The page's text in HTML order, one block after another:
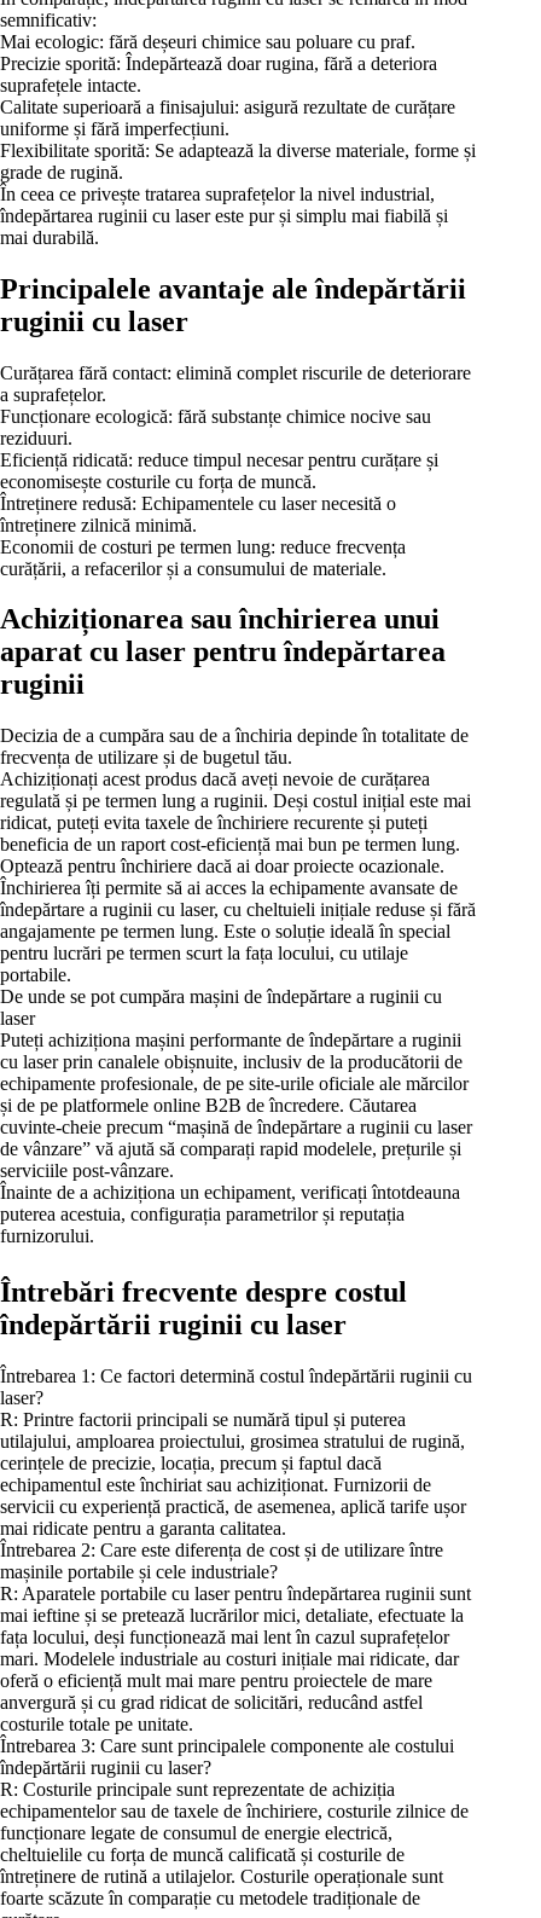
semnificativ:
Mai ecologic: fără deșeuri chimice sau poluare cu praf.
Precizie sporită: Îndepărtează doar rugina, fără a deteriora
suprafețele intacte.
Calitate superioară a finisajului: asigură rezultate de curățare
uniforme și fără imperfecțiuni.
Flexibilitate sporită: Se adaptează la diverse materiale, forme și
grade de rugină.
În ceea ce privește tratarea suprafețelor la nivel industrial,
îndepărtarea ruginii cu laser este pur și simplu mai fiabilă și
mai durabilă.
Principalele avantaje ale îndepărtării
ruginii cu laser
Curățarea fără contact: elimină complet riscurile de deteriorare
a suprafețelor.
Funcționare ecologică: fără substanțe chimice nocive sau
reziduuri.
Eficiență ridicată: reduce timpul necesar pentru curățare și
economisește costurile cu forța de muncă.
Întreținere redusă: Echipamentele cu laser necesită o
întreținere zilnică minimă.
Economii de costuri pe termen lung: reduce frecvența
curățării, a refacerilor și a consumului de materiale.
Achiziționarea sau închirierea unui
aparat cu laser pentru îndepărtarea
ruginii
Decizia de a cumpăra sau de a închiria depinde în totalitate de
frecvența de utilizare și de bugetul tău.
Achiziționați acest produs dacă aveți nevoie de curățarea
regulată și pe termen lung a ruginii. Deși costul inițial este mai
ridicat, puteți evita taxele de închiriere recurente și puteți
beneficia de un raport cost-eficiență mai bun pe termen lung.
Optează pentru închiriere dacă ai doar proiecte ocazionale.
Închirierea îți permite să ai acces la echipamente avansate de
îndepărtare a ruginii cu laser, cu cheltuieli inițiale reduse și fără
angajamente pe termen lung. Este o soluție ideală în special
pentru lucrări pe termen scurt la fața locului, cu utilaje
portabile.
De unde se pot cumpăra mașini de îndepărtare a ruginii cu
laser
Puteți achiziționa mașini performante de îndepărtare a ruginii
cu laser prin canalele obișnuite, inclusiv de la producătorii de
echipamente profesionale, de pe site-urile oficiale ale mărcilor
și de pe platformele online B2B de încredere. Căutarea
cuvinte-cheie precum “mașină de îndepărtare a ruginii cu laser
de vânzare” vă ajută să comparați rapid modelele, prețurile și
serviciile post-vânzare.
Înainte de a achiziționa un echipament, verificați întotdeauna
puterea acestuia, configurația parametrilor și reputația
furnizorului.
Întrebări frecvente despre costul
îndepărtării ruginii cu laser
Întrebarea 1: Ce factori determină costul îndepărtării ruginii cu
laser?
R: Printre factorii principali se numără tipul și puterea
utilajului, amploarea proiectului, grosimea stratului de rugină,
cerințele de precizie, locația, precum și faptul dacă
echipamentul este închiriat sau achiziționat. Furnizorii de
servicii cu experiență practică, de asemenea, aplică tarife ușor
mai ridicate pentru a garanta calitatea.
Întrebarea 2: Care este diferența de cost și de utilizare între
mașinile portabile și cele industriale?
R: Aparatele portabile cu laser pentru îndepărtarea ruginii sunt
mai ieftine și se pretează lucrărilor mici, detaliate, efectuate la
fața locului, deși funcționează mai lent în cazul suprafețelor
mari. Modelele industriale au costuri inițiale mai ridicate, dar
oferă o eficiență mult mai mare pentru proiectele de mare
anvergură și cu grad ridicat de solicitări, reducând astfel
costurile totale pe unitate.
Întrebarea 3: Care sunt principalele componente ale costului
îndepărtării ruginii cu laser?
R: Costurile principale sunt reprezentate de achiziția
echipamentelor sau de taxele de închiriere, costurile zilnice de
funcționare legate de consumul de energie electrică,
cheltuielile cu forța de muncă calificată și costurile de
întreținere de rutină a utilajelor. Costurile operaționale sunt
foarte scăzute în comparație cu metodele tradiționale de